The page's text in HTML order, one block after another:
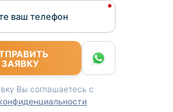
ваш телефон
ЗАЯВКУ
Вы соглашаетесь с